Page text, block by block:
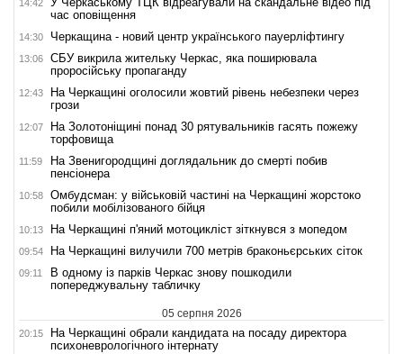
14:42
час оповіщення
14:30 Черкащина - новий центр українського пауерліфтингу
13:06
СБУ викрила жительку Черкас, яка поширювала
проросійську пропаганду
12:43
На Черкащині оголосили жовтий рівень небезпеки через
грози
12:07
На Золотоніщині понад 30 рятувальників гасять пожежу
торфовища
11:59
На Звенигородщині доглядальник до смерті побив
пенсіонера
10:58
Омбудсман: у військовій частині на Черкащині жорстоко
побили мобілізованого бійця
10:13 На Черкащині п'яний мотоцикліст зіткнувся з мопедом
09:54 На Черкащині вилучили 700 метрів браконьєрських сіток
09:11
В одному із парків Черкас знову пошкодили
попереджувальну табличку
05 серпня 2026
20:15
На Черкащині обрали кандидата на посаду директора
психоневрологічного інтернату